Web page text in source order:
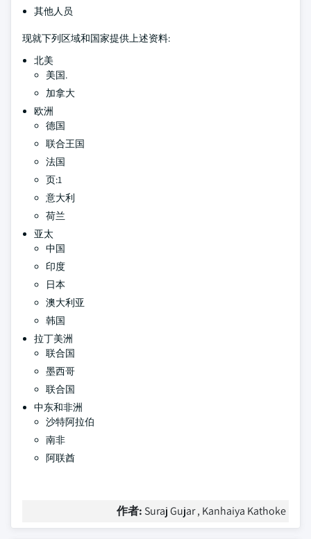
其他人员
现就下列区域和国家提供上述资料:
北美
美国.
加拿大
欧洲
德国
联合王国
法国
页:1
意大利
荷兰
亚太
中国
印度
日本
澳大利亚
韩国
拉丁美洲
联合国
墨西哥
联合国
中东和非洲
沙特阿拉伯
南非
阿联酋
作者: Suraj Gujar , Kanhaiya Kathoke